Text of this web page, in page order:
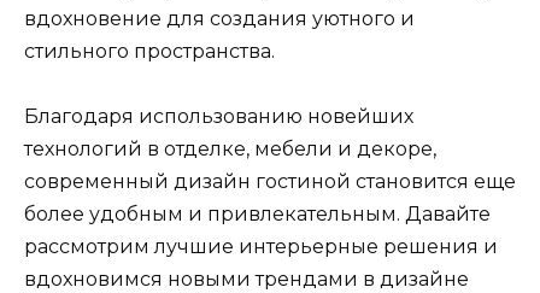
вдохновение для создания уютного и
стильного пространства.
Благодаря использованию новейших
технологий в отделке, мебели и декоре,
современный дизайн гостиной становится еще
более удобным и привлекательным. Давайте
рассмотрим лучшие интерьерные решения и
вдохновимся новыми трендами в дизайне